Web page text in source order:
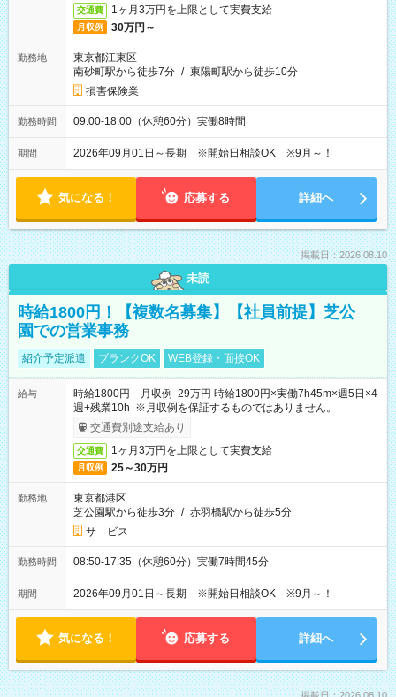
交通費 1ヶ月3万円を上限として実費支給
月収例 30万円～
勤務地
東京都江東区
南砂町駅から徒歩7分 / 東陽町駅から徒歩10分
損害保険業
勤務時間 09:00-18:00（休憩60分）実働8時間
期間 2026年09月01日～長期 ※開始日相談OK ※9月～！
気になる！ 応募する 詳細へ
掲載日：2026.08.10
未読
時給1800円！【複数名募集】【社員前提】芝公
園での営業事務
紹介予定派遣 ブランクOK WEB登録・面接OK
給与
時給1800円 月収例 29万円 時給1800円×実働7h45m×週5日×4
週+残業10h ※月収例を保証するものではありません。
交通費別途支給あり
交通費 1ヶ月3万円を上限として実費支給
月収例 25～30万円
勤務地
東京都港区
芝公園駅から徒歩3分 / 赤羽橋駅から徒歩5分
サ－ビス
勤務時間 08:50-17:35（休憩60分）実働7時間45分
期間 2026年09月01日～長期 ※開始日相談OK ※9月～！
気になる！ 応募する 詳細へ